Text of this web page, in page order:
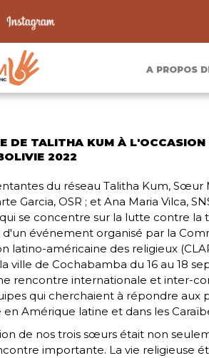
A PROPOS
DE TALITHA KUM À
2022
du réseau Talitha Kum, Sœur
Garcia, OSR ; et Ana Maria Vilca,
se concentre sur la lutte contre la
d'un événement organisé par la
latino-américaine des religieux
ville de Cochabamba du 16 au 18
rencontre internationale et inter-
qui cherchaient à répondre aux
en Amérique latine et dans les
de nos trois sœurs était non
importante. La vie religieuse